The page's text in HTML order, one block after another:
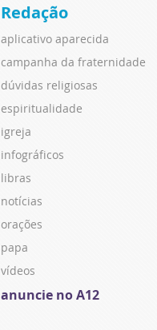
Redação
aplicativo aparecida
campanha da fraternidade
dúvidas religiosas
espiritualidade
igreja
infográficos
libras
notícias
orações
papa
vídeos
anuncie no A12